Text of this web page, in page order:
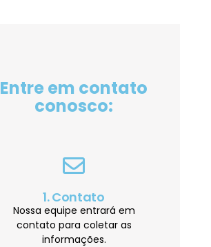
Entre em contato
conosco:
1. Contato
Nossa equipe entrará em
contato para coletar as
informações.